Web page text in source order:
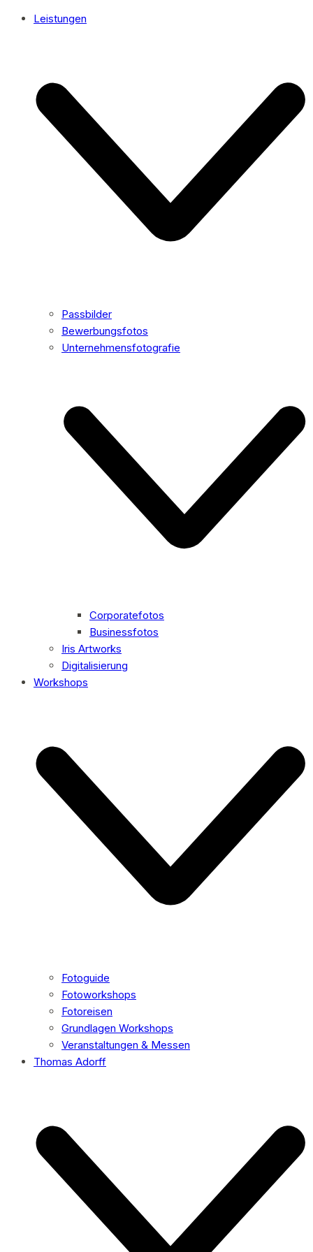
Leistungen
Passbilder
Bewerbungsfotos
Unternehmensfotografie
Corporatefotos
Businessfotos
Iris Artworks
Digitalisierung
Workshops
Fotoguide
Fotoworkshops
Fotoreisen
Grundlagen Workshops
Veranstaltungen & Messen
Thomas Adorff